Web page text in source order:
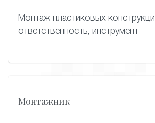
Монтаж пластиковых
ответственность, инструмент
Монтажник